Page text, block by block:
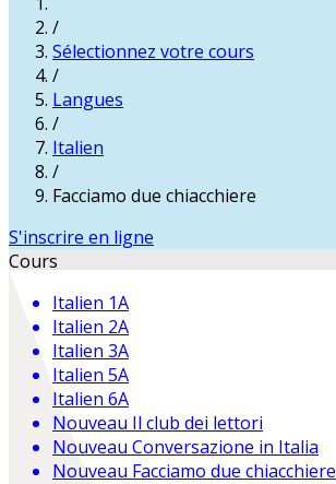
/
Sélectionnez votre cours
/
Langues
/
Italien
/
Facciamo due chiacchiere
S'inscrire en ligne
Cours
Italien 1A
Italien 2A
Italien 3A
Italien 5A
Italien 6A
Nouveau Il club dei lettori
Nouveau Conversazione in Italia
Nouveau Facciamo due chiacchiere